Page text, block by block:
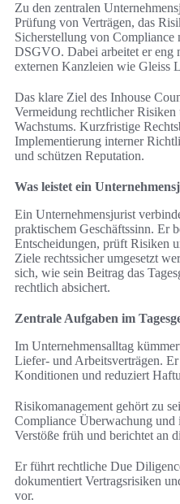
Zu den zentralen
Prüfung von Verträgen, das
Sicherstellung von Compliance
DSGVO. Dabei arbeitet er
externen Kanzleien wie Gleiss
Das klare Ziel des Inhouse
Vermeidung rechtlicher
Wachstums. Kurzfristige
Implementierung interner
und schützen Reputation.
Was leistet ein
Ein Unternehmensjurist
praktischem Geschäftssinn. Er
Entscheidungen, prüft Risiken
Ziele rechtssicher umgesetzt
sich, wie sein Beitrag das
rechtlich absichert.
Zentrale Aufgaben im
Im Unternehmensalltag
Liefer- und Arbeitsverträgen.
Konditionen und reduziert
Risikomanagement gehört zu
Compliance Überwachung und
Verstöße früh und berichtet an
Er führt rechtliche Due
dokumentiert Vertragsrisiken
vor.